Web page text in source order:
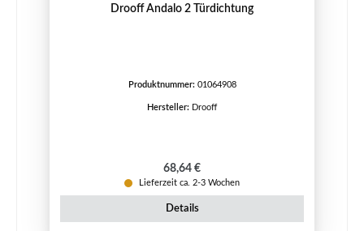
Drooff Andalo 2 Türdichtung
Produktnummer: 01064908
Hersteller: Drooff
Regulärer Preis:
68,64 €
Lieferzeit ca. 2-3 Wochen
Details